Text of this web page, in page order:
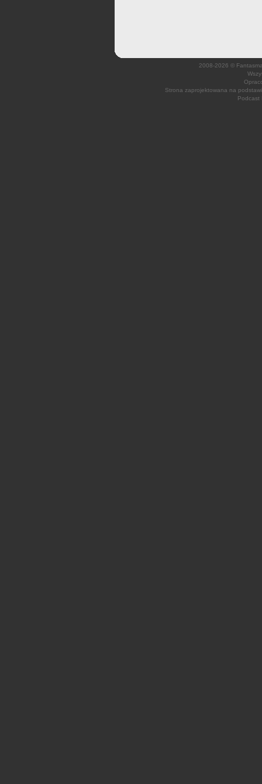
2008-2026 ©
Strona zaprojektowana na
Podcast